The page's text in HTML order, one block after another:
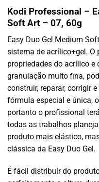
Kodi Professional –
Soft Art – 07, 60g
Easy Duo Gel Medium
sistema de acrílico+gel.
propriedades do acrílico e
granulação muito fina,
construir, reparar, corrigir
fórmula especial e única,
portanto o profissional
todas as trabalhos
produto mais elástico,
clássica da Easy Duo Gel.
É fácil distribuír do